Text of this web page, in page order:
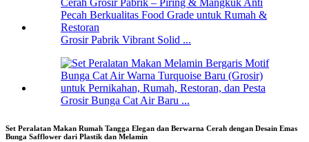
Grosir Pabrik Vibrant Solid ...
Grosir Bunga Cat Air Baru ...
Set Peralatan Makan Rumah Tangga Elegan dan Berwarna Cerah dengan Desain Emas
Bunga Safflower dari Plastik dan Melamin